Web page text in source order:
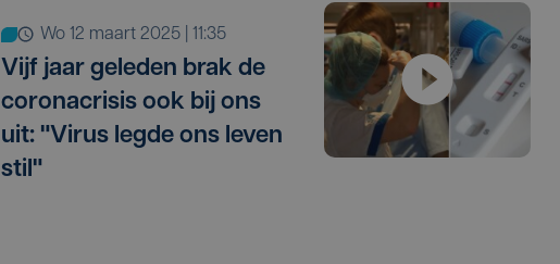
wo 12 maart 2025 | 11:35
Vijf jaar geleden brak de
coronacrisis ook bij ons
uit: "Virus legde ons leven
stil"